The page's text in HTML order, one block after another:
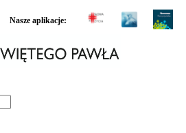
Nasze aplikacje: